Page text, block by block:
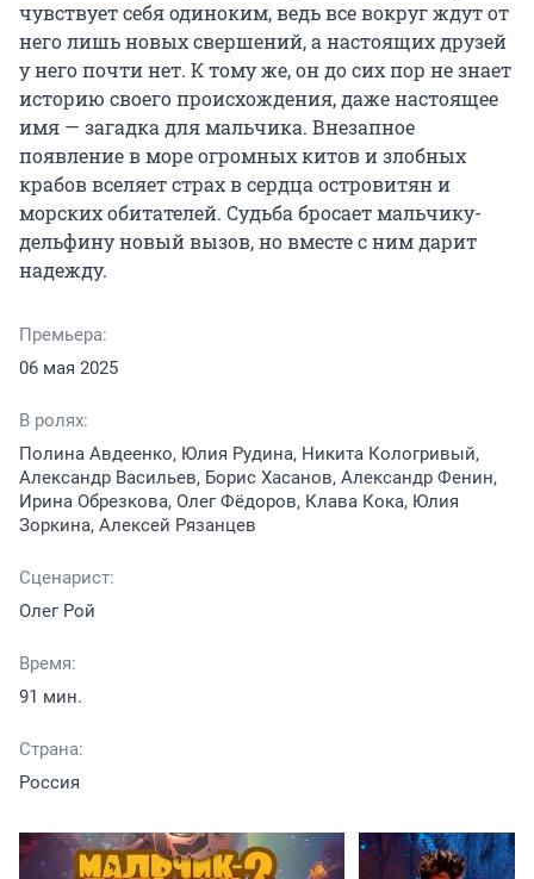
чувствует себя одиноким, ведь все вокруг ждут от
него лишь новых свершений, а настоящих друзей
у него почти нет. К тому же, он до сих пор не знает
историю своего происхождения, даже настоящее
имя — загадка для мальчика. Внезапное
появление в море огромных китов и злобных
крабов вселяет страх в сердца островитян и
морских обитателей. Судьба бросает мальчику-
дельфину новый вызов, но вместе с ним дарит
надежду.
Премьера:
06 мая 2025
В ролях:
Полина Авдеенко, Юлия Рудина, Никита Кологривый,
Александр Васильев, Борис Хасанов, Александр Фенин,
Ирина Обрезкова, Олег Фёдоров, Клава Кока, Юлия
Зоркина, Алексей Рязанцев
Сценарист:
Олег Рой
Время:
91 мин.
Страна:
Россия